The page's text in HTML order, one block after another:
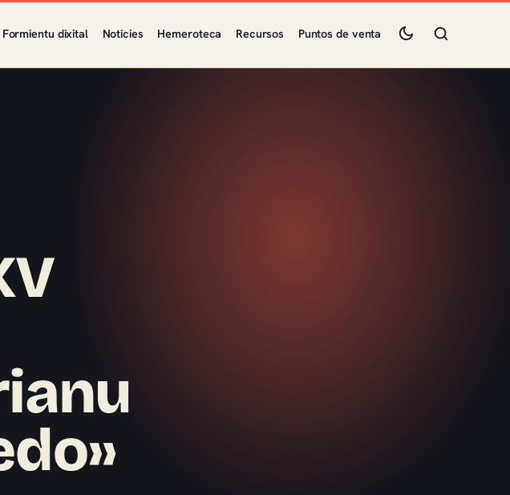
Formientu dixital Noticies Hemeroteca Recursos Puntos de venta